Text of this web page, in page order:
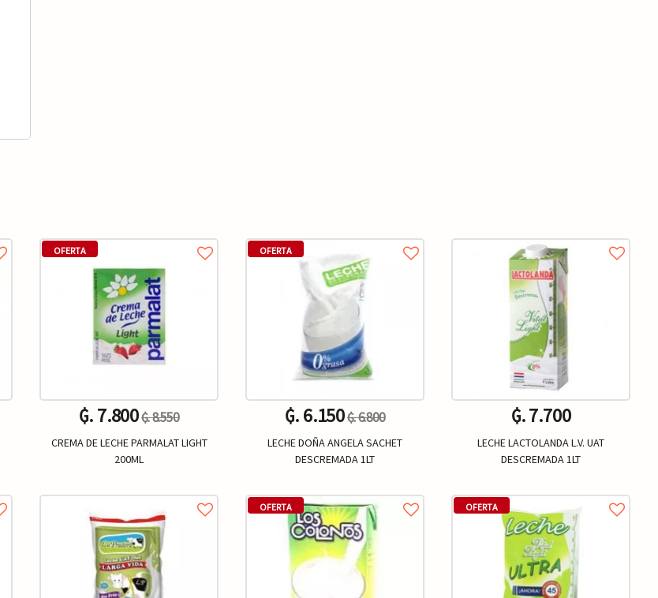
OFERTA
₲. 7.800₲. 8.550
CREMA DE LECHE PARMALAT LIGHT
200ML
OFERTA
₲. 6.150₲. 6.800
LECHE DOÑA ANGELA SACHET
DESCREMADA 1LT
OFERTA
₲. 7.700
LECHE LACTOLANDA L.V. UAT
DESCREMADA 1LT
OFERTA